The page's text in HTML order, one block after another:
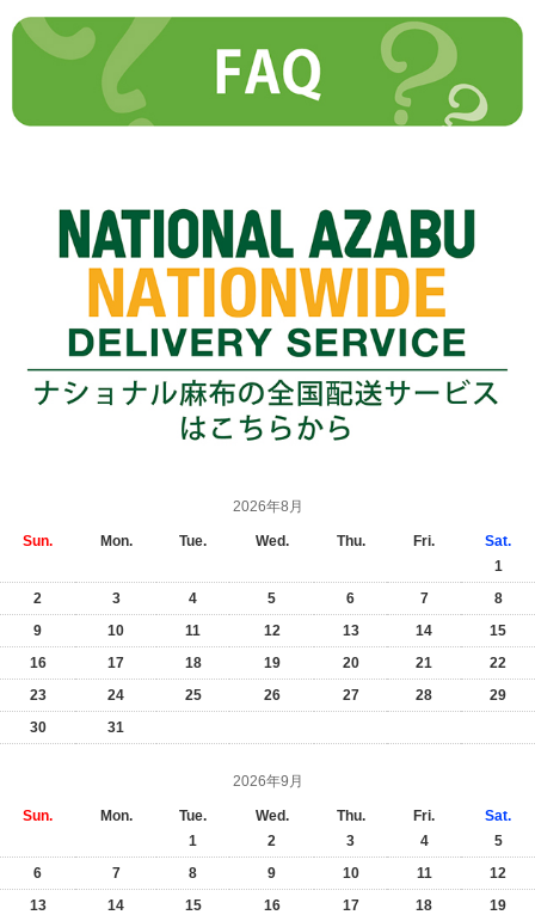
2026年8月
Sun. Mon. Tue. Wed. Thu. Fri.
Sat.
1
2
3 4 5 6 7
8
9
10 11 12 13 14
15
16
17 18 19 20 21
22
23
24 25 26 27 28
29
30
31
2026年9月
Sun. Mon. Tue. Wed. Thu. Fri.
Sat.
1
2 3 4
5
6
7 8 9 10 11
12
13
14 15 16 17 18 19